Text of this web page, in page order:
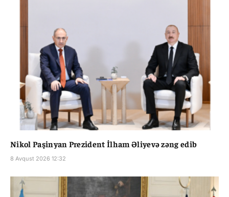
Nikol Paşinyan Prezident İlham Əliyevə zəng edib
8 Avqust 2026 12:32